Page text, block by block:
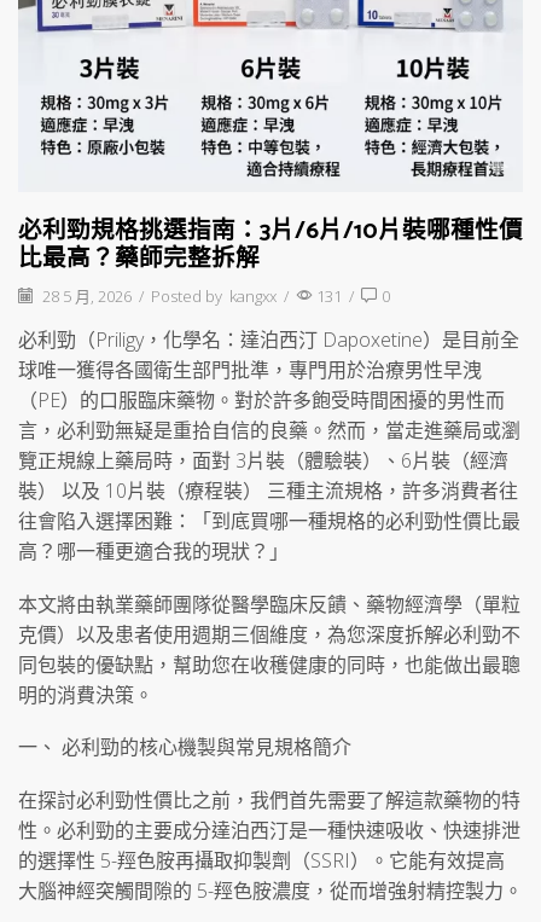
必利勁規格挑選指南：3片/6片/10片裝哪種性價
比最高？藥師完整拆解
28 5 月, 2026 / Posted by kangxx / 131 / 0
必利勁（Priligy，化學名：達泊西汀 Dapoxetine）是目前全
球唯一獲得各國衛生部門批準，專門用於治療男性早洩
（PE）的口服臨床藥物。對於許多飽受時間困擾的男性而
言，必利勁無疑是重拾自信的良藥。然而，當走進藥局或瀏
覽正規線上藥局時，面對 3片裝（體驗裝）、6片裝（經濟
裝） 以及 10片裝（療程裝） 三種主流規格，許多消費者往
往會陷入選擇困難：「到底買哪一種規格的必利勁性價比最
高？哪一種更適合我的現狀？」
本文將由執業藥師團隊從醫學臨床反饋、藥物經濟學（單粒
克價）以及患者使用週期三個維度，為您深度拆解必利勁不
同包裝的優缺點，幫助您在收穫健康的同時，也能做出最聰
明的消費決策。
一、 必利勁的核心機製與常見規格簡介
在探討必利勁性價比之前，我們首先需要了解這款藥物的特
性。必利勁的主要成分達泊西汀是一種快速吸收、快速排泄
的選擇性 5-羥色胺再攝取抑製劑（SSRI）。它能有效提高
大腦神經突觸間隙的 5-羥色胺濃度，從而增強射精控製力。